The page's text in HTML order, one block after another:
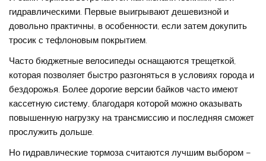
гидравлическими. Первые выигрывают дешевизной и
довольно практичны, в особенности, если затем докупить
тросик с тефлоновым покрытием.
Часто бюджетные велосипеды оснащаются трещеткой,
которая позволяет быстро разгоняться в условиях города и
бездорожья. Более дорогие версии байков часто имеют
кассетную систему, благодаря которой можно оказывать
повышенную нагрузку на трансмиссию и последняя сможет
прослужить дольше.
Но гидравлические тормоза считаются лучшим выбором –